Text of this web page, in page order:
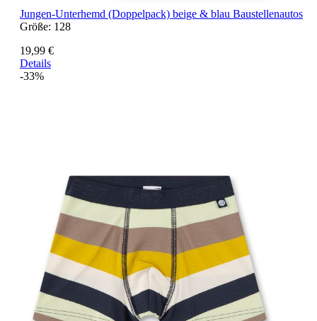
Jungen-Unterhemd (Doppelpack) beige & blau Baustellenautos
Größe: 128
19,99 €
Details
-33%